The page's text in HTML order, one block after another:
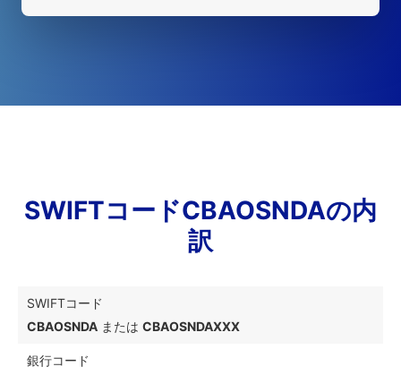
SWIFTコードCBAOSNDAの内
訳
SWIFTコード
CBAOSNDA または CBAOSNDAXXX
銀行コード